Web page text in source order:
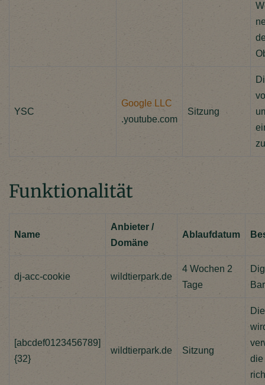
YSC
Google LLC
.youtube.com
Sitzung
Funktionalität
Name
Anbieter /
Domäne
Ablaufdatum
dj-acc-cookie wildtierpark.de
4 Wochen 2
Tage
[abcdef0123456789]
{32}
wildtierpark.de Sitzung
die